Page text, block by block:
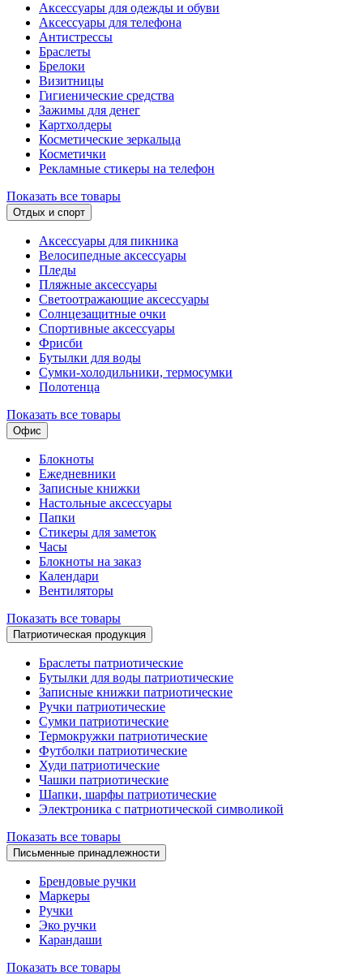
Аксессуары для одежды и обуви
Аксессуары для телефона
Антистрессы
Браслеты
Брелоки
Визитницы
Гигиенические средства
Зажимы для денег
Картхолдеры
Косметические зеркальца
Косметички
Рекламные стикеры на телефон
Показать все товары
Отдых и спорт
Аксессуары для пикника
Велосипедные аксессуары
Пледы
Пляжные аксессуары
Светоотражающие аксессуары
Солнцезащитные очки
Спортивные аксессуары
Фрисби
Бутылки для воды
Сумки-холодильники, термосумки
Полотенца
Показать все товары
Офис
Блокноты
Ежедневники
Записные книжки
Настольные аксессуары
Папки
Стикеры для заметок
Часы
Блокноты на заказ
Календари
Вентиляторы
Показать все товары
Патриотическая продукция
Браслеты патриотические
Бутылки для воды патриотические
Записные книжки патриотические
Ручки патриотические
Сумки патриотические
Термокружки патриотические
Футболки патриотические
Худи патриотические
Чашки патриотические
Шапки, шарфы патриотические
Электроника с патриотической символикой
Показать все товары
Письменные принадлежности
Брендовые ручки
Маркеры
Ручки
Эко ручки
Карандаши
Показать все товары